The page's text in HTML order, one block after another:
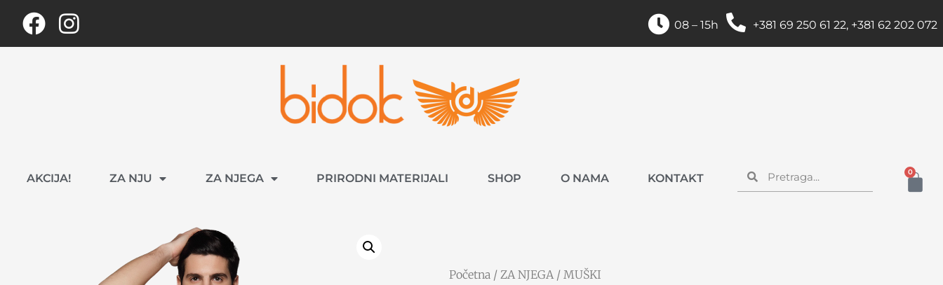
08 – 15h +381 69 250 61 22, +381 62 202 072
AKCIJA! ZA NJU ZA NJEGA PRIRODNI MATERIJALI SHOP O NAMA KONTAKT 0
Početna / ZA NJEGA / MUŠKI